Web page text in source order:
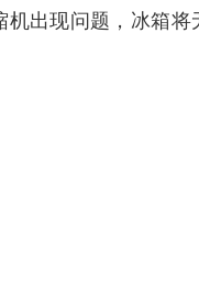
出现问题，冰箱将